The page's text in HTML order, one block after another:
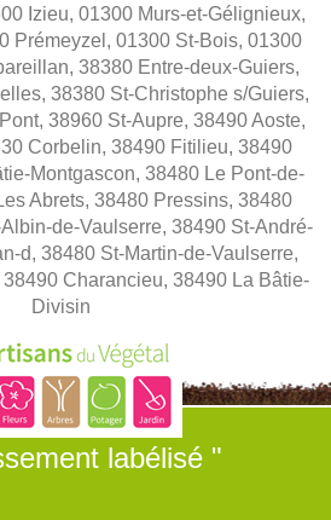
Izieu, 01300 Murs-et-Gélignieux,
Prémeyzel, 01300 St-Bois, 01300
38380 Entre-deux-Guiers,
38380 St-Christophe s/Guiers,
38960 St-Aupre, 38490 Aoste,
Corbelin, 38490 Fitilieu, 38490
Montgascon, 38480 Le Pont-de-
Abrets, 38480 Pressins, 38480
de-Vaulserre, 38490 St-André-
d, 38480 St-Martin-de-Vaulserre,
Charancieu, 38490 La Bâtie-
Divisin
labélisé "